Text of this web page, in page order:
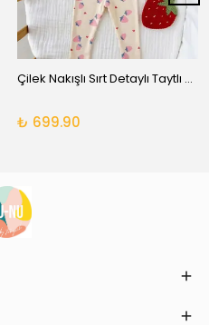
Çilek Nakışlı Sırt Detaylı Taytlı Takım
₺ 699.90